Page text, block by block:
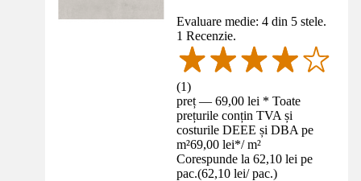
Evaluare medie: 4 din 5 stele.
1 Recenzie.
(1)
preț — 69,00 lei * Toate
prețurile conțin TVA și
costurile DEEE și DBA pe
m²69,00 lei*/ m²
Corespunde la 62,10 lei pe
pac.(62,10 lei/ pac.)